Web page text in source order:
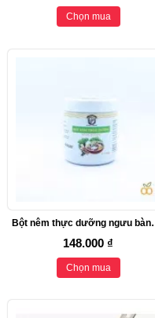
Chọn mua
Bột nêm
148.000 ₫
Chọn mua